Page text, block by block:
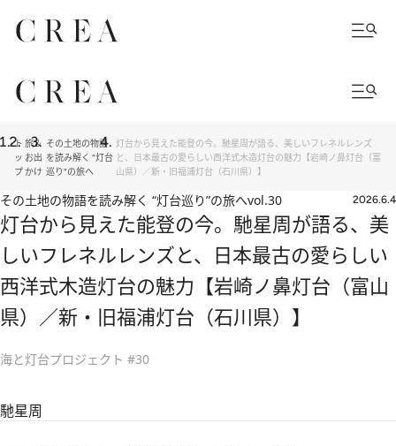
ト
ッ
プ
旅＆
お出
かけ
その土地の物語
を読み解く “灯台
巡り”の旅へ
灯台から見えた能登の今。馳星周が語る、美しいフレネルレンズ
と、日本最古の愛らしい西洋式木造灯台の魅力【岩崎ノ鼻灯台（富
山県）／新・旧福浦灯台（石川県）】
その土地の物語を読み解く “灯台巡り”の旅へvol.30 2026.6.4
灯台から見えた能登の今。馳星周が語る、美
しいフレネルレンズと、日本最古の愛らしい
西洋式木造灯台の魅力【岩崎ノ鼻灯台（富山
県）／新・旧福浦灯台（石川県）】
海と灯台プロジェクト #30
馳星周